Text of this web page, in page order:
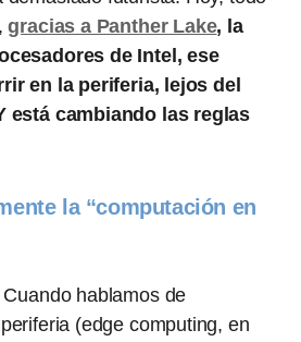
gracias a Panther Lake, la
de Intel, ese
en la periferia, lejos del
está cambiando las reglas
la “computación en
hablamos de
(edge computing, en